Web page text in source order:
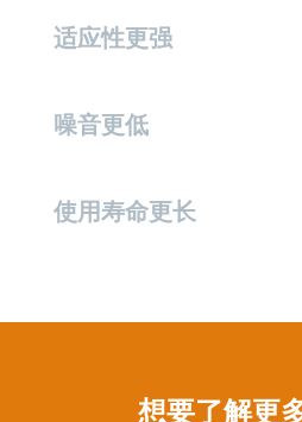
适应性更强
噪音更低
使用寿命更长
想要了解更